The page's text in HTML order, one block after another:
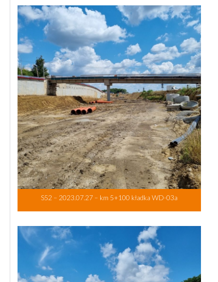
S52 – 2023.07.27 – km 5+100 kładka WD-03a